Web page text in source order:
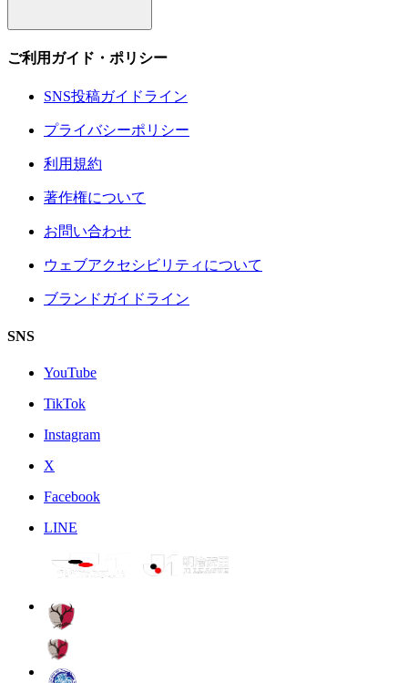
ご利用ガイド・ポリシー
SNS投稿ガイドライン
プライバシーポリシー
利用規約
著作権について
お問い合わせ
ウェブアクセシビリティについて
ブランドガイドライン
SNS
YouTube
TikTok
Instagram
X
Facebook
LINE